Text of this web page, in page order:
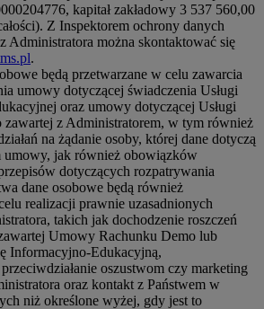
kapitał zakładowy 3 537 560,00
Z Inspektorem ochrony danych
Administratora można skontaktować się
.
będą przetwarzane w celu zawarcia
umowy dotyczącej świadczenia Usługi
oraz umowy dotyczącej Usługi
zawartej z Administratorem, w tym również
na żądanie osoby, której dane dotyczą
umowy, jak również obowiązków
dotyczących rozpatrywania
dane osobowe będą również
realizacji prawnie uzasadnionych
takich jak dochodzenie roszczeń
Umowy Rachunku Demo lub
Informacyjno-Edukacyjną,
oszustwom czy marketing
oraz kontakt z Państwem w
niż określone wyżej, gdy jest to